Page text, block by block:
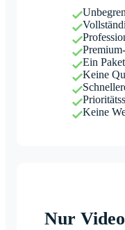
Ein
Keine
Keine
Nur